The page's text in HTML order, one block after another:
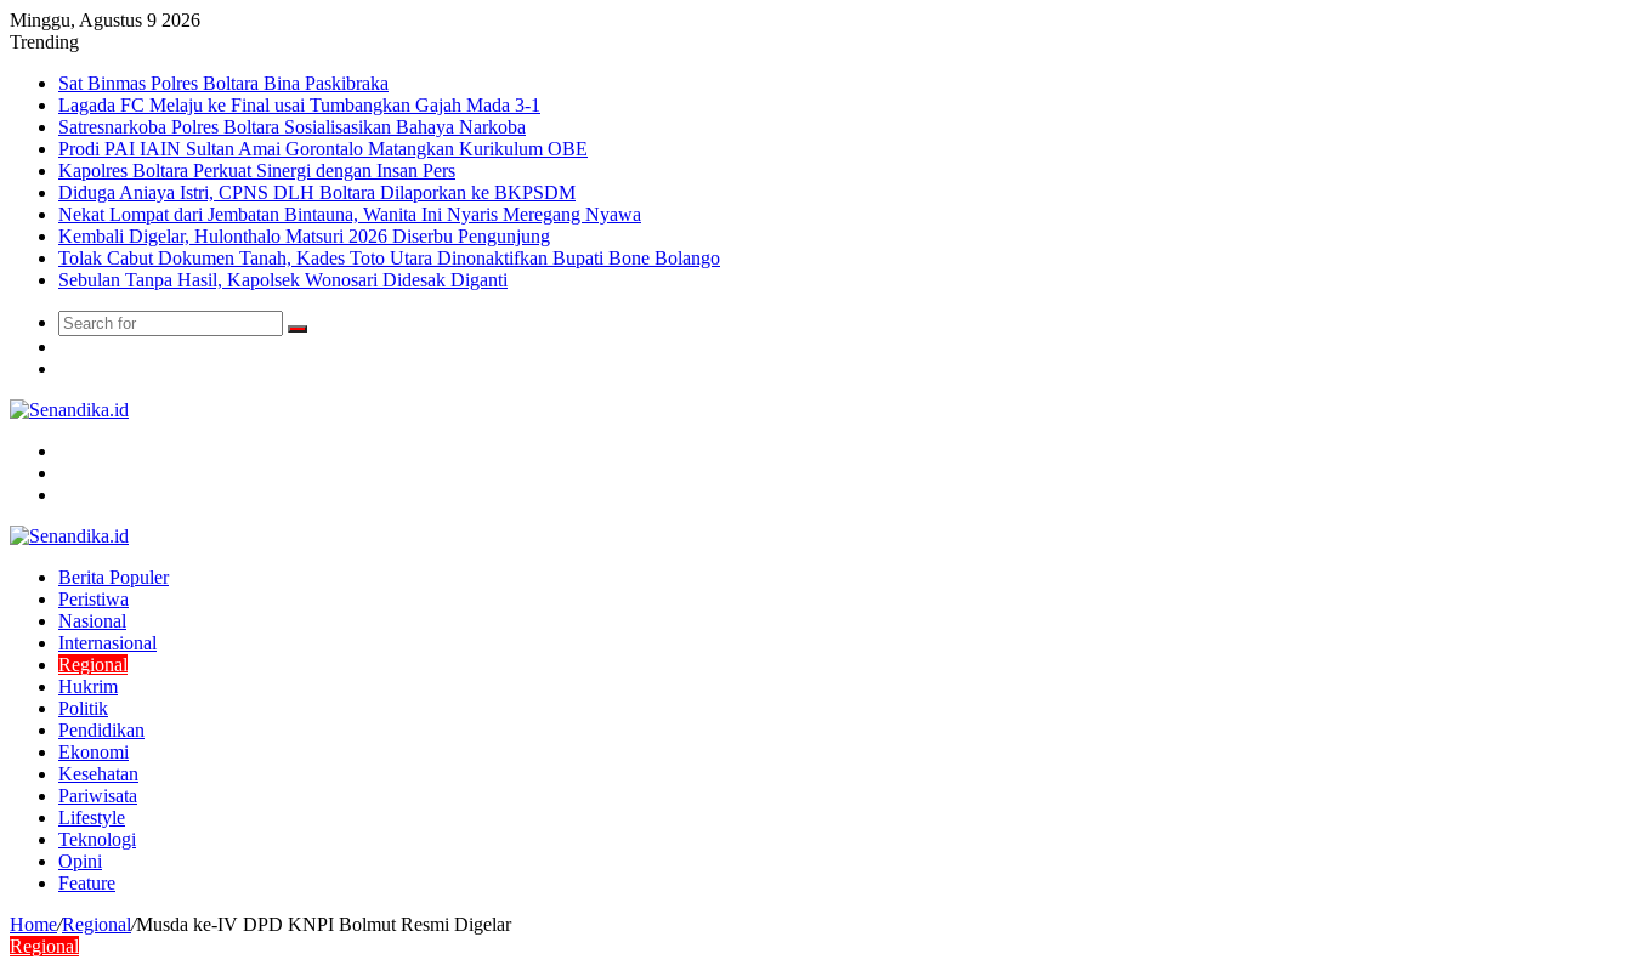
Minggu, Agustus 9 2026
Trending
Sat Binmas Polres Boltara Bina Paskibraka
Lagada FC Melaju ke Final usai Tumbangkan Gajah Mada 3-1
Satresnarkoba Polres Boltara Sosialisasikan Bahaya Narkoba
Prodi PAI IAIN Sultan Amai Gorontalo Matangkan Kurikulum OBE
Kapolres Boltara Perkuat Sinergi dengan Insan Pers
Diduga Aniaya Istri, CPNS DLH Boltara Dilaporkan ke BKPSDM
Nekat Lompat dari Jembatan Bintauna, Wanita Ini Nyaris Meregang Nyawa
Kembali Digelar, Hulonthalo Matsuri 2026 Diserbu Pengunjung
Tolak Cabut Dokumen Tanah, Kades Toto Utara Dinonaktifkan Bupati Bone Bolango
Sebulan Tanpa Hasil, Kapolsek Wonosari Didesak Diganti
Search
Berita Populer
Peristiwa
Nasional
Internasional
Regional
Hukrim
Politik
Pendidikan
Ekonomi
Kesehatan
Pariwisata
Lifestyle
Teknologi
Opini
Feature
Home/Regional/Musda ke-IV DPD KNPI Bolmut Resmi Digelar
Regional